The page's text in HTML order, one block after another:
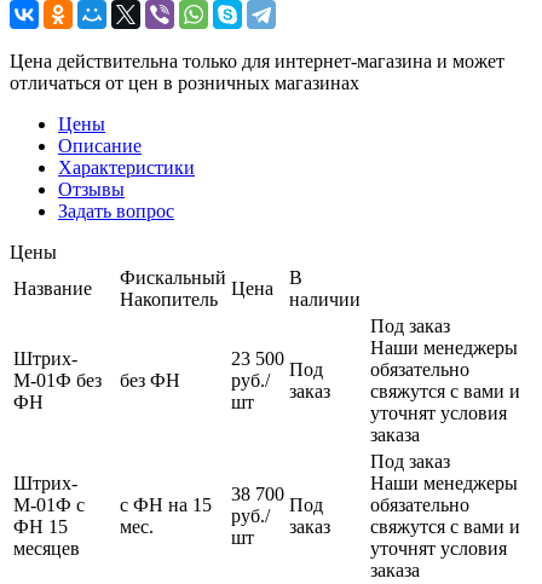
Цена действительна только для интернет-магазина и может
отличаться от цен в розничных магазинах
Цены
Описание
Характеристики
Отзывы
Задать вопрос
Цены
Название
Фискальный
Накопитель
Цена
В
наличии
Штрих-
М-01Ф без
ФН
без ФН
23 500
руб./
шт
Под
заказ
Под заказ
Наши менеджеры
обязательно
свяжутся с вами и
уточнят условия
заказа
Штрих-
М-01Ф с
ФН 15
месяцев
с ФН на 15
мес.
38 700
руб./
шт
Под
заказ
Под заказ
Наши менеджеры
обязательно
свяжутся с вами и
уточнят условия
заказа